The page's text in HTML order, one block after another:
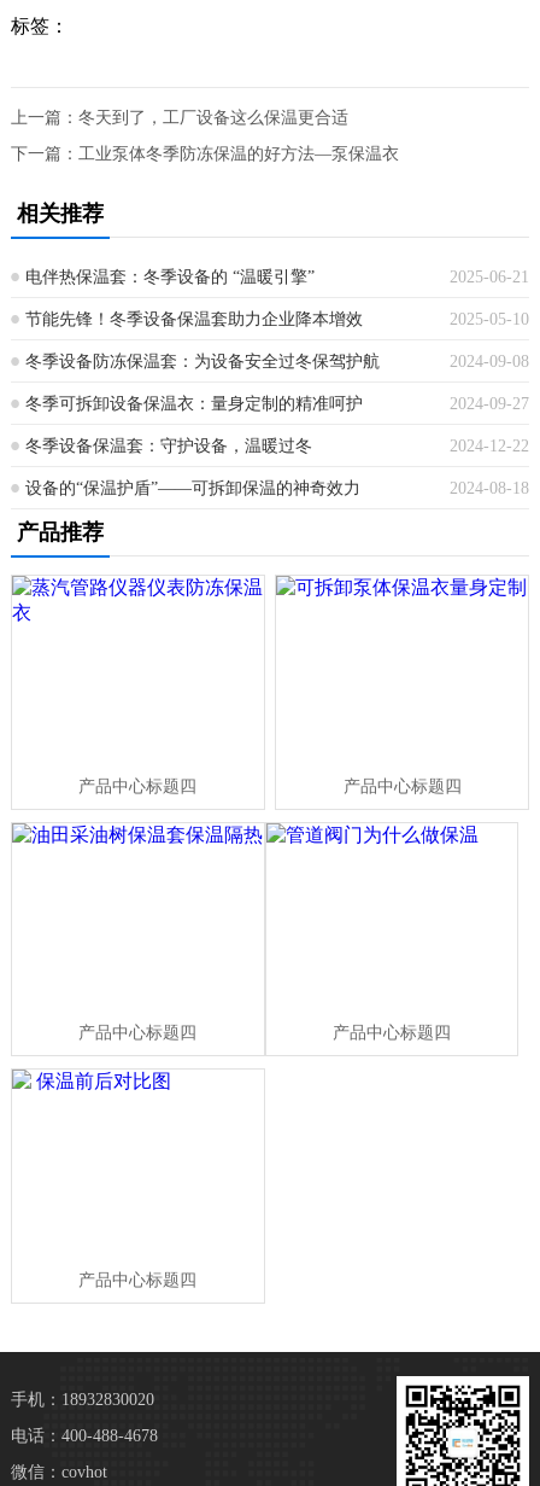
标签：
上一篇： 冬天到了，工厂设备这么保温更合适
下一篇： 工业泵体冬季防冻保温的好方法—泵保温衣
相关推荐
2025-06-21
电伴热保温套：冬季设备的 “温暖引擎”
2025-05-10
节能先锋！冬季设备保温套助力企业降本增效
2024-09-08
冬季设备防冻保温套：为设备安全过冬保驾护航
2024-09-27
冬季可拆卸设备保温衣：量身定制的精准呵护
2024-12-22
冬季设备保温套：守护设备，温暖过冬
2024-08-18
设备的“保温护盾”——可拆卸保温的神奇效力
产品推荐
产品中心标题四 产品中心标题四
产品中心标题四 产品中心标题四
产品中心标题四
手机：18932830020
电话：400-488-4678
微信：covhot